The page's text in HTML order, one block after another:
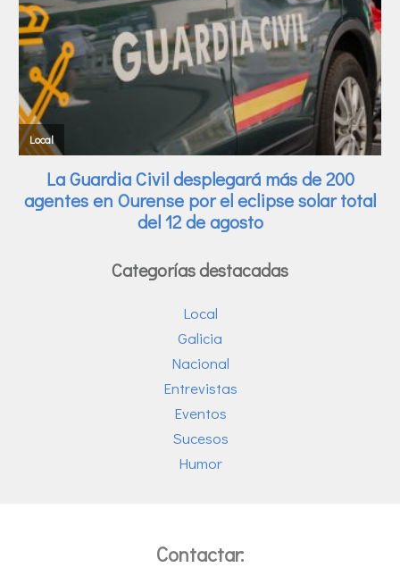
Categorías destacadas
Local
Galicia
Nacional
Entrevistas
Eventos
Sucesos
Humor
Contactar: